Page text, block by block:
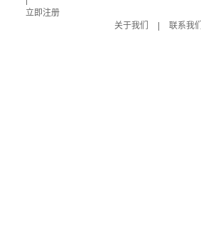
立即注册
关于我们
联系我们